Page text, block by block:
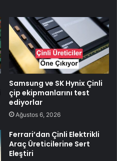
Samsung ve SK Hynix Çinli
çip ekipmanlarını test
ediyorlar
Ağustos 6, 2026
Ferrari’dan Çinli Elektrikli
Araç Üreticilerine Sert
Eleştiri